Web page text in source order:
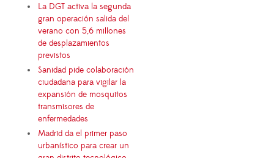
La DGT activa la segunda
gran operación salida del
verano con 5,6 millones
de desplazamientos
previstos
Sanidad pide colaboración
ciudadana para vigilar la
expansión de mosquitos
transmisores de
enfermedades
Madrid da el primer paso
urbanístico para crear un